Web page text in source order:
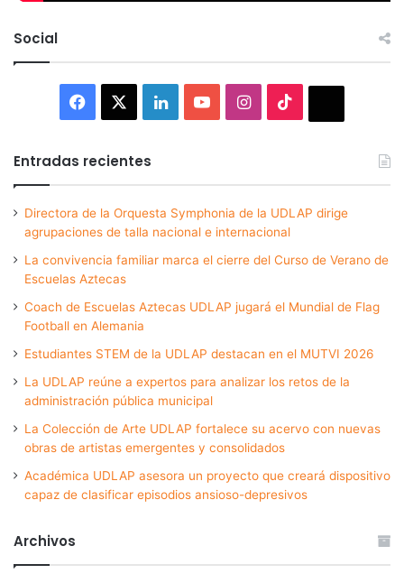
Social
Facebook LinkedInYouTubeInstagram
Entradas recientes
Directora de la Orquesta Symphonia de la UDLAP dirige
agrupaciones de talla nacional e internacional
La convivencia familiar marca el cierre del Curso de Verano de
Escuelas Aztecas
Coach de Escuelas Aztecas UDLAP jugará el Mundial de Flag
Football en Alemania
Estudiantes STEM de la UDLAP destacan en el MUTVI 2026
La UDLAP reúne a expertos para analizar los retos de la
administración pública municipal
La Colección de Arte UDLAP fortalece su acervo con nuevas
obras de artistas emergentes y consolidados
Académica UDLAP asesora un proyecto que creará dispositivo
capaz de clasificar episodios ansioso-depresivos
Archivos